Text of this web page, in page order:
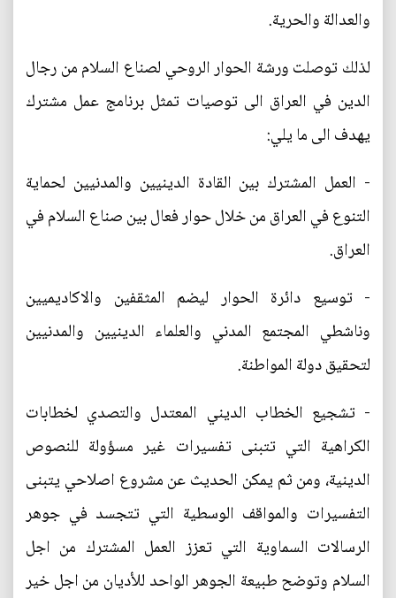
والعدالة والحرية.
لذلك توصلت ورشة الحوار الروحي لصناع السلام من رجال
الدين في العراق الى توصيات تمثل برنامج عمل مشترك
يهدف الى ما يلي:
- العمل المشترك بين القادة الدينيين والمدنيين لحماية
التنوع في العراق من خلال حوار فعال بين صناع السلام في
العراق.
- توسيع دائرة الحوار ليضم المثقفين والاكاديميين
وناشطي المجتمع المدني والعلماء الدينيين والمدنيين
لتحقيق دولة المواطنة.
- تشجيع الخطاب الديني المعتدل والتصدي لخطابات
الكراهية التي تتبنى تفسيرات غير مسؤولة للنصوص
الدينية، ومن ثم يمكن الحديث عن مشروع اصلاحي يتبنى
التفسيرات والمواقف الوسطية التي تتجسد في جوهر
الرسالات السماوية التي تعزز العمل المشترك من اجل
السلام وتوضح طبيعة الجوهر الواحد للأديان من اجل خير